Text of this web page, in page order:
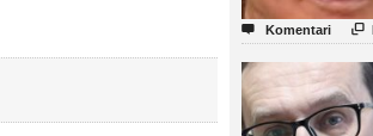
 Komentari 